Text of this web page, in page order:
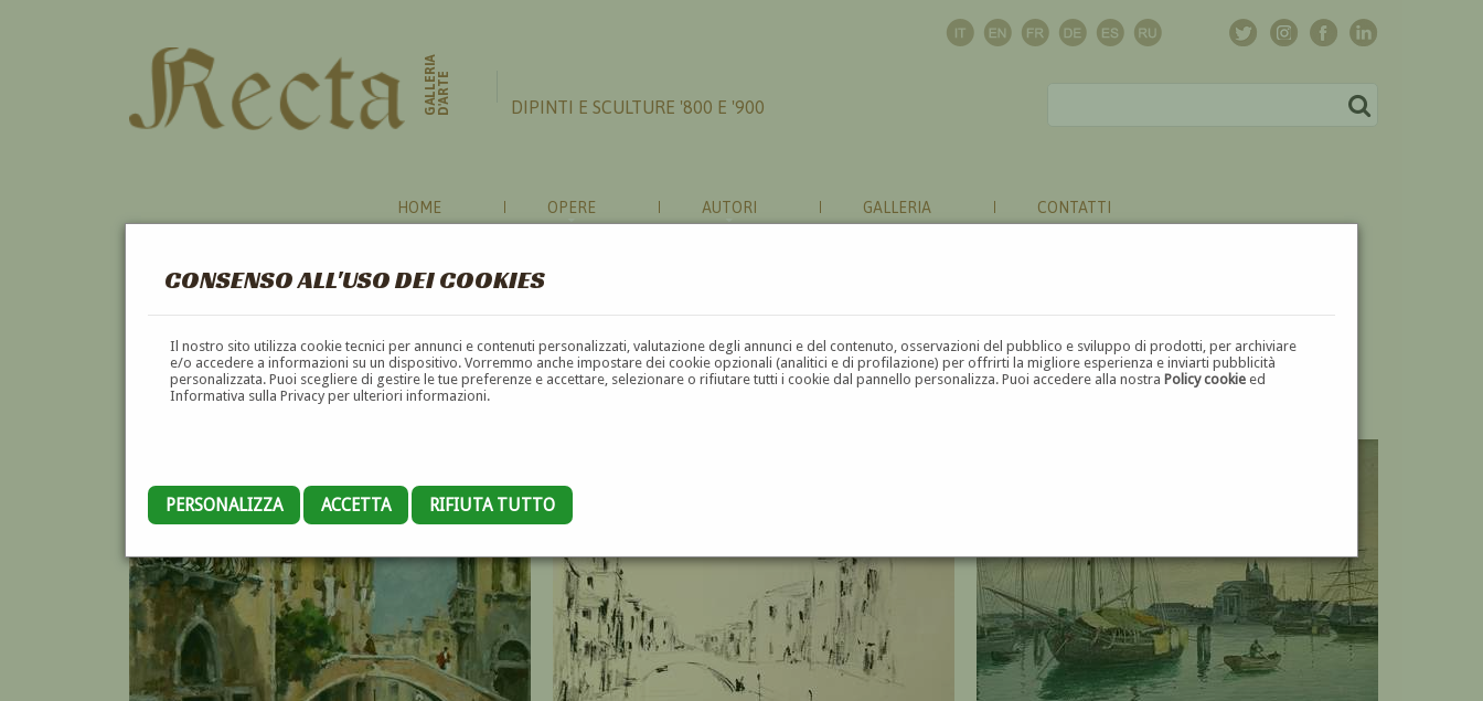
CONSENSO ALL'USO DEI COOKIES
Il nostro sito utilizza cookie tecnici per annunci e contenuti personalizzati, valutazione degli annunci e del contenuto, osservazioni del pubblico e sviluppo di prodotti, per archiviare
e/o accedere a informazioni su un dispositivo. Vorremmo anche impostare dei cookie opzionali (analitici e di profilazione) per offrirti la migliore esperienza e inviarti pubblicità
personalizzata. Puoi scegliere di gestire le tue preferenze e accettare, selezionare o rifiutare tutti i cookie dal pannello personalizza. Puoi accedere alla nostraPolicy cookie ed
Informativa sulla Privacy per ulteriori informazioni.
PERSONALIZZA ACCETTA RIFIUTA TUTTO
GALLERIAD'ARTE DIPINTI E SCULTURE '800 E '900
HOME OPERE AUTORI GALLERIA CONTATTI
VENEZIA
A B C D E F G H I J K L M N O P Q R S T U V W X Y Z ⬅